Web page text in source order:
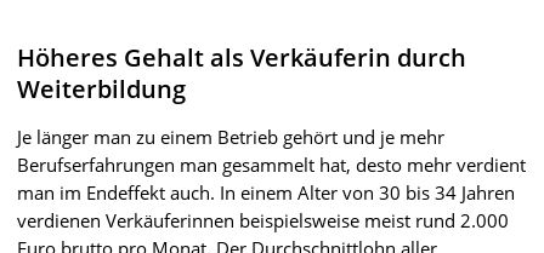
Höheres Gehalt als Verkäuferin durch
Weiterbildung
Je länger man zu einem Betrieb gehört und je mehr
Berufserfahrungen man gesammelt hat, desto mehr verdient
man im Endeffekt auch. In einem Alter von 30 bis 34 Jahren
verdienen Verkäuferinnen beispielsweise meist rund 2.000